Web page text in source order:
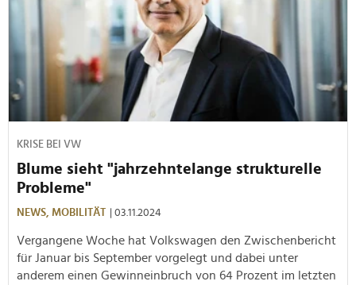
KRISE BEI VW
Blume sieht "jahrzehntelange strukturelle
Probleme"
NEWS, MOBILITÄT | 03.11.2024
Vergangene Woche hat Volkswagen den Zwischenbericht
für Januar bis September vorgelegt und dabei unter
anderem einen Gewinneinbruch von 64 Prozent im letzten